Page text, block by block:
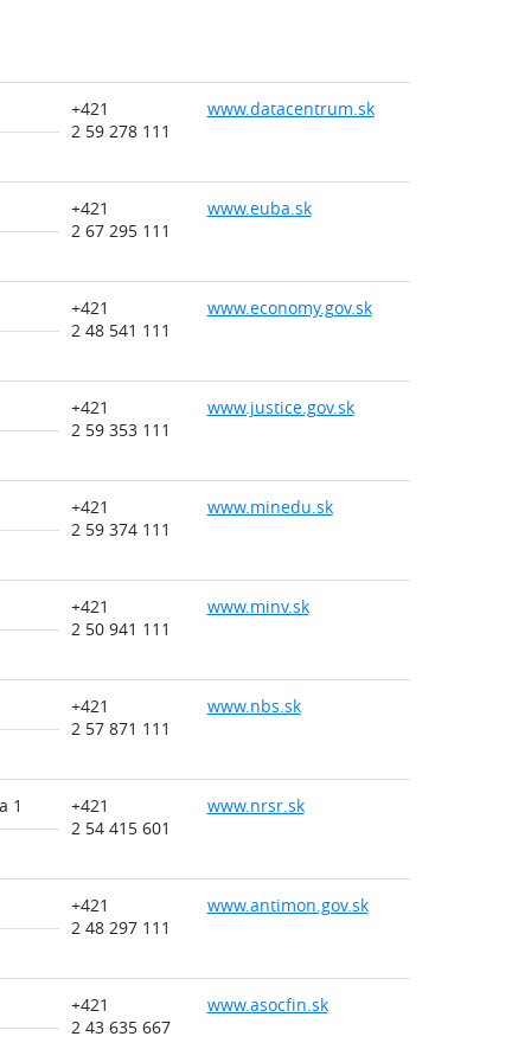
+421
2 59 278 111
www.datacentrum.sk
+421
2 67 295 111
www.euba.sk
+421
2 48 541 111
www.economy.gov.sk
+421
2 59 353 111
www.justice.gov.sk
+421
2 59 374 111
www.minedu.sk
+421
2 50 941 111
www.minv.sk
+421
2 57 871 111
www.nbs.sk
1
+421
2 54 415 601
www.nrsr.sk
+421
2 48 297 111
www.antimon.gov.sk
+421
2 43 635 667
www.asocfin.sk